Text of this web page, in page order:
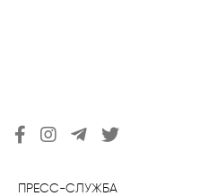
ПРЕСС-СЛУЖБА